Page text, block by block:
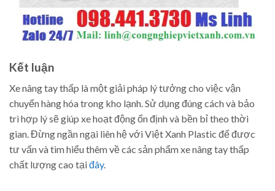
Kết luận
Xe nâng tay thấp là một giải pháp lý tưởng cho việc vận
chuyển hàng hóa trong kho lạnh. Sử dụng đúng cách và bảo
trì hợp lý sẽ giúp xe hoạt động ổn định và bền bỉ theo thời
gian. Đừng ngần ngại liên hệ với Việt Xanh Plastic để được
tư vấn và tìm hiểu thêm về các sản phẩm xe nâng tay thấp
chất lượng cao tạiđây.